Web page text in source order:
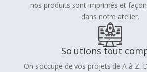
nos produits sont imprimés et
dans notre atelier.
Solutions tout
On s’occupe de vos projets de A à Z.